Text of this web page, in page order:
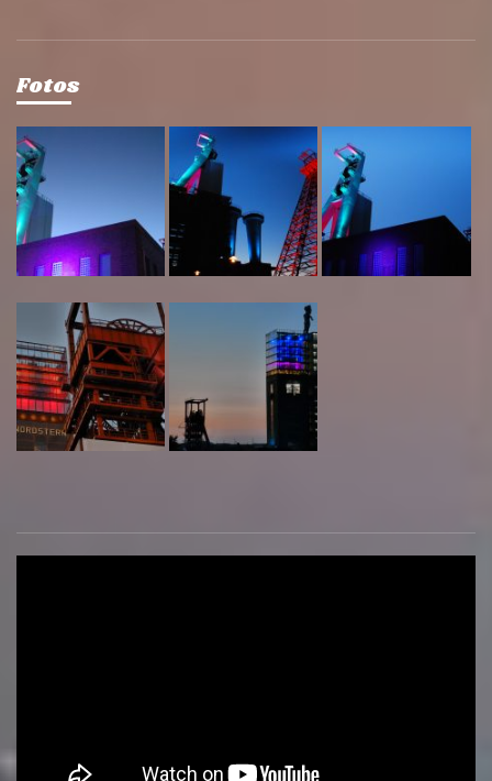
Fotos